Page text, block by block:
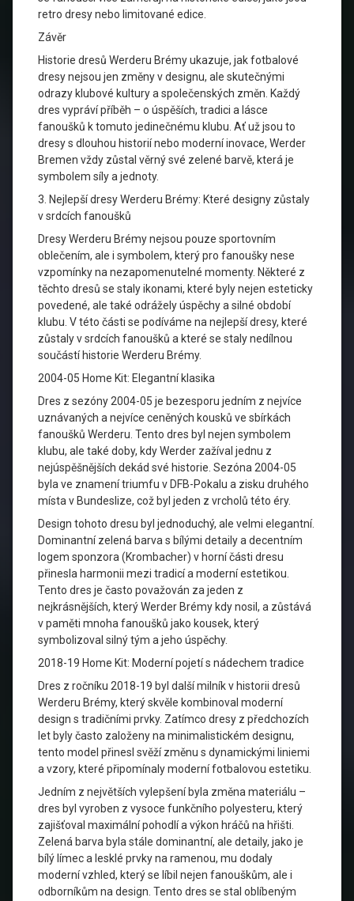
retro dresy nebo limitované edice.
Závěr
Historie dresů Werderu Brémy ukazuje, jak fotbalové
dresy nejsou jen změny v designu, ale skutečnými
odrazy klubové kultury a společenských změn. Každý
dres vypráví příběh – o úspěších, tradici a lásce
fanoušků k tomuto jedinečnému klubu. Ať už jsou to
dresy s dlouhou historií nebo moderní inovace, Werder
Bremen vždy zůstal věrný své zelené barvě, která je
symbolem síly a jednoty.
3. Nejlepší dresy Werderu Brémy: Které designy zůstaly
v srdcích fanoušků
Dresy Werderu Brémy nejsou pouze sportovním
oblečením, ale i symbolem, který pro fanoušky nese
vzpomínky na nezapomenutelné momenty. Některé z
těchto dresů se staly ikonami, které byly nejen esteticky
povedené, ale také odrážely úspěchy a silné období
klubu. V této části se podíváme na nejlepší dresy, které
zůstaly v srdcích fanoušků a které se staly nedílnou
součástí historie Werderu Brémy.
2004-05 Home Kit: Elegantní klasika
Dres z sezóny 2004-05 je bezesporu jedním z nejvíce
uznávaných a nejvíce ceněných kousků ve sbírkách
fanoušků Werderu. Tento dres byl nejen symbolem
klubu, ale také doby, kdy Werder zažíval jednu z
nejúspěšnějších dekád své historie. Sezóna 2004-05
byla ve znamení triumfu v DFB-Pokalu a zisku druhého
místa v Bundeslize, což byl jeden z vrcholů této éry.
Design tohoto dresu byl jednoduchý, ale velmi elegantní.
Dominantní zelená barva s bílými detaily a decentním
logem sponzora (Krombacher) v horní části dresu
přinesla harmonii mezi tradicí a moderní estetikou.
Tento dres je často považován za jeden z
nejkrásnějších, který Werder Brémy kdy nosil, a zůstává
v paměti mnoha fanoušků jako kousek, který
symbolizoval silný tým a jeho úspěchy.
2018-19 Home Kit: Moderní pojetí s nádechem tradice
Dres z ročníku 2018-19 byl další milník v historii dresů
Werderu Brémy, který skvěle kombinoval moderní
design s tradičními prvky. Zatímco dresy z předchozích
let byly často založeny na minimalistickém designu,
tento model přinesl svěží změnu s dynamickými liniemi
a vzory, které připomínaly moderní fotbalovou estetiku.
Jedním z největších vylepšení byla změna materiálu –
dres byl vyroben z vysoce funkčního polyesteru, který
zajišťoval maximální pohodlí a výkon hráčů na hřišti.
Zelená barva byla stále dominantní, ale detaily, jako je
bílý límec a lesklé prvky na ramenou, mu dodaly
moderní vzhled, který se líbil nejen fanouškům, ale i
odborníkům na design. Tento dres se stal oblíbeným